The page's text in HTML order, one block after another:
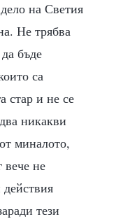
на Светия
Не трябва
бъде
са
стар и не се
никакви
миналото,
вече не
тези